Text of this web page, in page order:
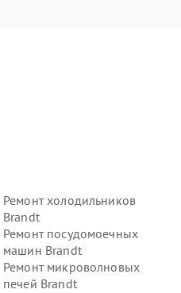
Ремонт холодильников
Brandt
Ремонт посудомоечных
машин Brandt
Ремонт микроволновых
печей Brandt